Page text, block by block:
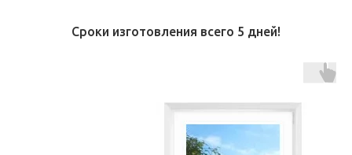
Сроки изготовления всего 5 дней!